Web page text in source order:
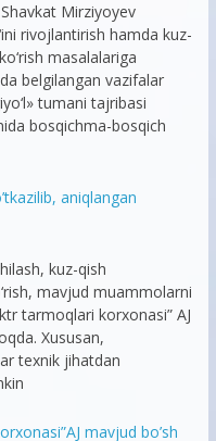
Mirziyoyev
rivojlantirish hamda kuz-
masalalariga
belgilangan vazifalar
tumani tajribasi
bosqichma-bosqich
aniqlangan
kuz-qish
mavjud muammolarni
tarmoqlari korxonasi” AJ
Xususan,
texnik jihatdan
mavjud bo’sh